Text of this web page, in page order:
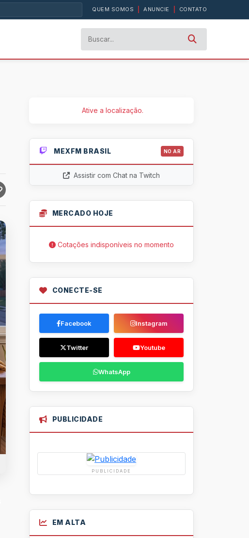
QUEM SOMOS ANUNCIE CONTATO
Ative a localização.
MEXFM BRASIL NO AR
Assistir com Chat na Twitch
MERCADO HOJE
Cotações indisponíveis no momento
CONECTE-SE
Facebook Instagram
Twitter Youtube
WhatsApp
PUBLICIDADE
PUBLICIDADE
EM ALTA